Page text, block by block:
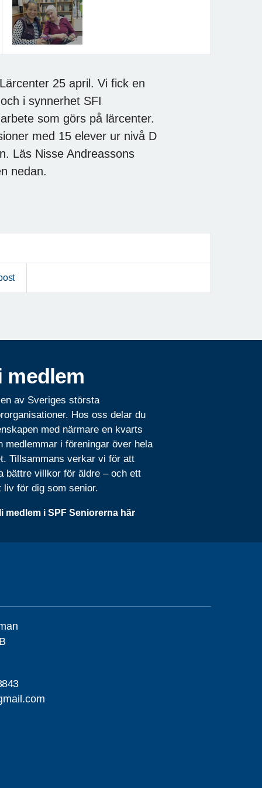
25 april. Vi fick en
i synnerhet SFI
som görs på lärcenter.
med 15 elever ur nivå D
Läs Nisse Andreassons
nedan.
medlem
av Sveriges största
Hos oss delar du
med närmare en kvarts
medlemmar i föreningar över hela
Tillsammans verkar vi för att
bättre villkor för äldre – och ett
liv för dig som senior.
medlem i SPF Seniorerna här